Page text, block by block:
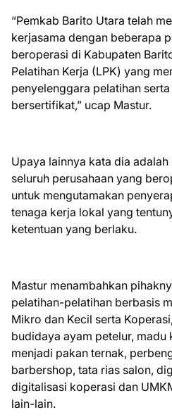
“Pemkab Barito Utara telah
kerjasama dengan beberapa
beroperasi di Kabupaten
Pelatihan Kerja (LPK) yang
penyelenggara pelatihan
bersertifikat,” ucap Mastur.
Upaya lainnya kata dia
seluruh perusahaan yang
untuk mengutamakan
tenaga kerja lokal yang
ketentuan yang berlaku.
Mastur menambahkan
pelatihan-pelatihan berbasis
Mikro dan Kecil serta
budidaya ayam petelur,
menjadi pakan ternak,
barbershop, tata rias salon,
digitalisasi koperasi dan
lain-lain.